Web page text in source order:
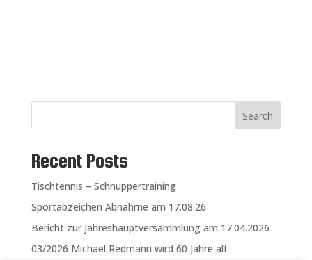
Search
Recent Posts
Tischtennis – Schnuppertraining
Sportabzeichen Abnahme am 17.08.26
Bericht zur Jahreshauptversammlung am 17.04.2026
03/2026 Michael Redmann wird 60 Jahre alt